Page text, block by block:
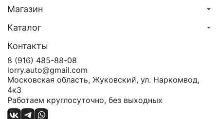
Магазин
Каталог
Контакты
8 (916) 485-88-08
lorry.auto@gmail.com
Московская область, Жуковский, ул. Наркомвод,
4к3
Работаем круглосуточно, без выходных